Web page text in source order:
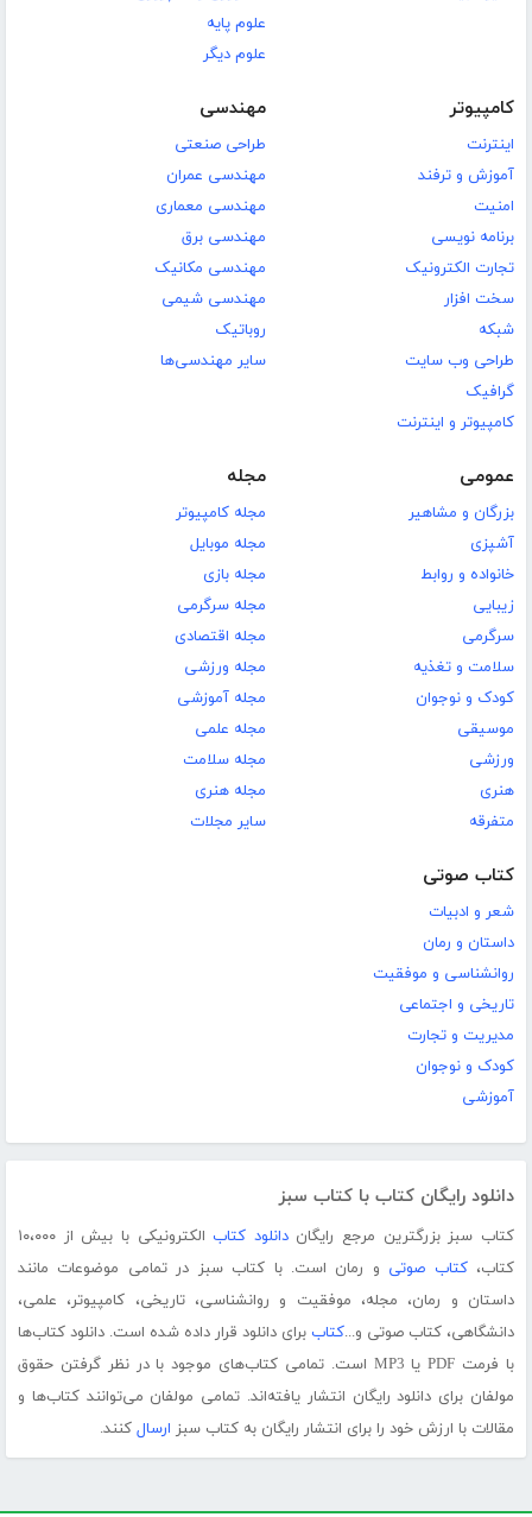
علوم پایه
علوم دیگر
کامپیوتر
اینترنت
آموزش و ترفند
امنیت
برنامه نویسی
تجارت الکترونیک
سخت افزار
شبکه
طراحی وب سایت
گرافیک
کامپیوتر و اینترنت
مهندسی
طراحی صنعتی
مهندسی عمران
مهندسی معماری
مهندسی برق
مهندسی مکانیک
مهندسی شیمی
روباتیک
سایر مهندسی‌ها
عمومی
بزرگان و مشاهیر
آشپزی
خانواده و روابط
زیبایی
سرگرمی
سلامت و تغذیه
کودک و نوجوان
موسیقی
ورزشی
هنری
متفرقه
مجله
مجله کامپیوتر
مجله موبایل
مجله بازی
مجله سرگرمی
مجله اقتصادی
مجله ورزشی
مجله آموزشی
مجله علمی
مجله سلامت
مجله هنری
سایر مجلات
کتاب صوتی
شعر و ادبیات
داستان و رمان
روانشناسی و موفقیت
تاریخی و اجتماعی
مدیریت و تجارت
کودک و نوجوان
آموزشی
دانلود رایگان کتاب با کتاب سبز
کتاب سبز بزرگترین مرجع رایگاندانلود کتاب
الکترونیکی با بیش از ۱۰،۰۰۰
کتاب،کتاب صوتی و رمان است. با کتاب سبز در تمامی موضوعات مانند
داستان و رمان، مجله، موفقیت و روانشناسی، تاریخی، کامپیوتر، علمی،
دانشگاهی، کتاب صوتی و...کتاب برای دانلود قرار داده شده است. دانلود کتاب‌ها
با فرمت PDF یا MP3 است. تمامی کتاب‌های موجود با در نظر گرفتن حقوق
مولفان برای دانلود رایگان انتشار یافته‌اند. تمامی مولفان می‌توانند کتاب‌ها و
مقالات با ارزش خود را برای انتشار رایگان به کتاب سبز ارسال کنند.